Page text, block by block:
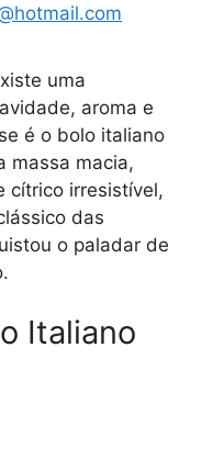
uma
aroma e
é o bolo italiano
massa macia,
cítrico irresistível,
das
o paladar de
Italiano